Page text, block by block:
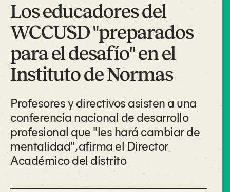
Los educadores del
WCCUSD "preparados
para el desafío" en el
Instituto de Normas
Profesores y directivos asisten a una
conferencia nacional de desarrollo
profesional que "les hará cambiar de
mentalidad", afirma el Director
Académico del distrito